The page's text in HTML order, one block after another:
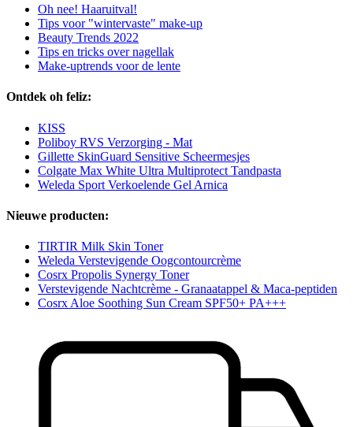
Oh nee! Haaruitval!
Tips voor "wintervaste" make-up
Beauty Trends 2022
Tips en tricks over nagellak
Make-uptrends voor de lente
Ontdek oh feliz:
KISS
Poliboy RVS Verzorging - Mat
Gillette SkinGuard Sensitive Scheermesjes
Colgate Max White Ultra Multiprotect Tandpasta
Weleda Sport Verkoelende Gel Arnica
Nieuwe producten:
TIRTIR Milk Skin Toner
Weleda Verstevigende Oogcontourcrème
Cosrx Propolis Synergy Toner
Verstevigende Nachtcrème - Granaatappel & Maca-peptiden
Cosrx Aloe Soothing Sun Cream SPF50+ PA+++